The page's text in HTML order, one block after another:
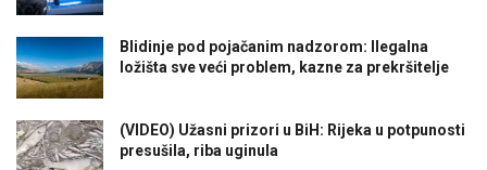
Blidinje pod pojačanim nadzorom: Ilegalna
ložišta sve veći problem, kazne za prekršitelje
(VIDEO) Užasni prizori u BiH: Rijeka u potpunosti
presušila, riba uginula